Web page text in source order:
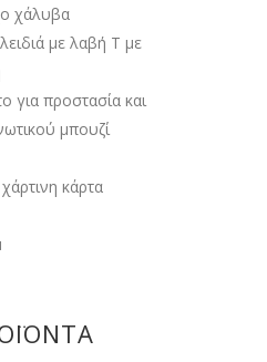
χάλυβα
με λαβή Τ με
για προστασία και
μπουζί
κάρτα